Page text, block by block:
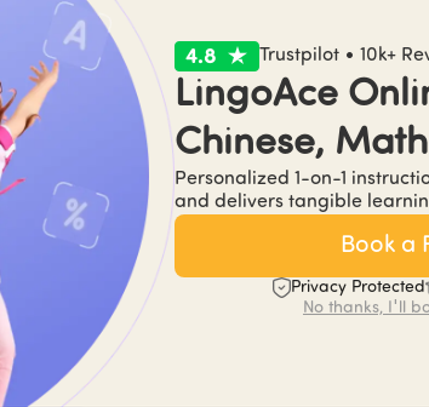
grateful for this. - ฉันรู้สึกขอบคุณสำหรับสิ่งนี้
liked what you did for me. - ฉันขอบสิ่งที่คุณทำใ
the best! - คุณดีที่สุด
was awesome. Thanks! - มันสุดยอดมาก ขอ
Trustpilot • 10k+
LingoAce
Chinese,
Personalized 1-on-1
and delivers tangible
Book a
Privacy Protected
No thanks, I'll